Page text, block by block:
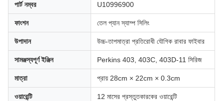
পার্ট নম্বর U10996900
ফাংশন তেল প্যান স্যাম্প সিলিং
উপাদান উচ্চ-তাপমাত্রা প্রতিরোধী যৌগিক রাবার ফাইবার
সামঞ্জস্যপূর্ণ ইঞ্জিন Perkins 403, 403C, 403D-11 সিরিজ
মাত্রা প্রায় 28cm × 22cm × 0.3cm
ওয়ারেন্টি 12 মাসের প্রস্তুতকারকের ওয়ারেন্টি